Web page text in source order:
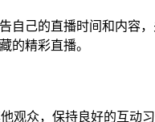
自己的直播时间和内容
的精彩直播。
观众，保持良好的互动